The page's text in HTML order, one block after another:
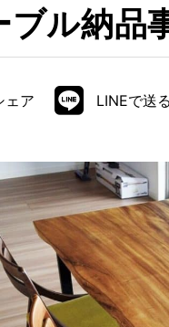
ル
新
レ
横
大
ア
大
天
公
ブル納品
ェア LINEで送る